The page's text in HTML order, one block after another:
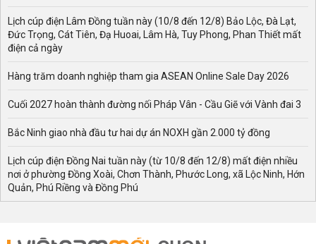
Lịch cúp điện Lâm Đồng tuần này (10/8 đến 12/8) Bảo Lộc, Đà Lạt,
Đức Trọng, Cát Tiên, Đạ Huoai, Lâm Hà, Tuy Phong, Phan Thiết mất
điện cả ngày
Hàng trăm doanh nghiệp tham gia ASEAN Online Sale Day 2026
Cuối 2027 hoàn thành đường nối Pháp Vân - Cầu Giẽ với Vành đai 3
Bắc Ninh giao nhà đầu tư hai dự án NOXH gần 2.000 tỷ đồng
Lịch cúp điện Đồng Nai tuần này (từ 10/8 đến 12/8) mất điện nhiều
nơi ở phường Đồng Xoài, Chơn Thành, Phước Long, xã Lộc Ninh, Hớn
Quản, Phú Riềng và Đồng Phú